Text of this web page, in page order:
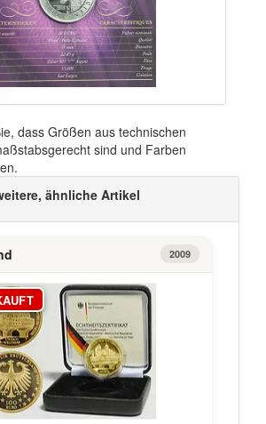
dass Größen aus technischen
sind und Farben
ähnliche Artikel
2009